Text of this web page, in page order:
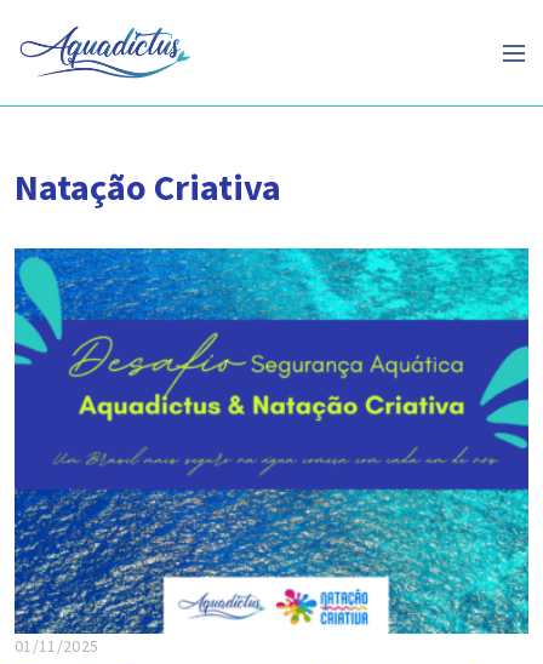
Natação Criativa
01/11/2025